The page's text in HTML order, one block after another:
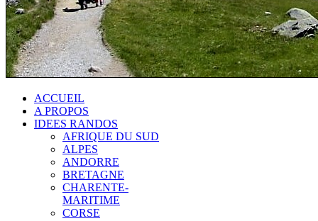
ACCUEIL
A PROPOS
IDEES RANDOS
AFRIQUE DU SUD
ALPES
ANDORRE
BRETAGNE
CHARENTE-
MARITIME
CORSE